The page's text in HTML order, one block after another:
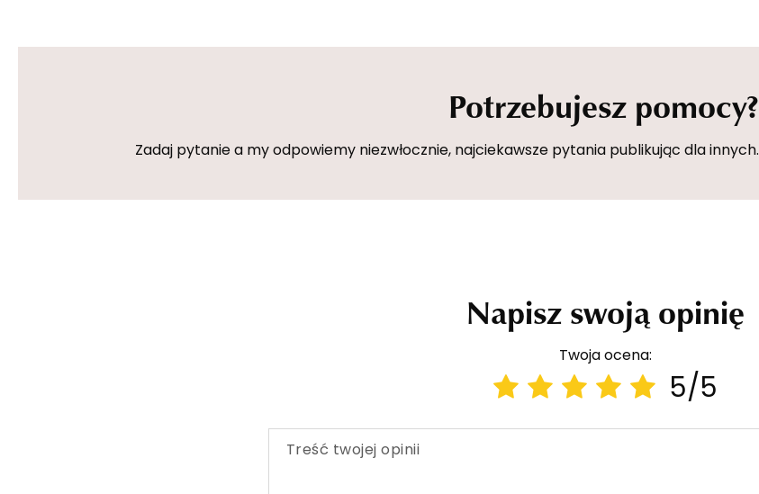
Potrzebujesz pomocy?
Zadaj pytanie a my odpowiemy niezwłocznie, najciekawsze pytania publikując dla innych.
Napisz swoją opinię
Twoja ocena:
5/5
Treść twojej opinii